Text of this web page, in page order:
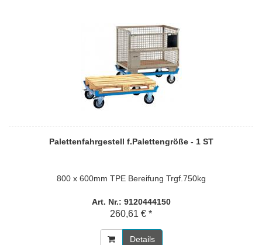
Palettenfahrgestell f.Palettengröße - 1 ST
800 x 600mm TPE Bereifung Trgf.750kg
Art. Nr.: 9120444150
260,61 € *
Details